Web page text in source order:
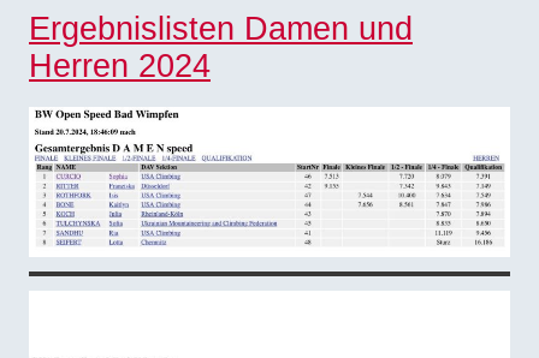
Ergebnislisten Damen und
Herren 2024